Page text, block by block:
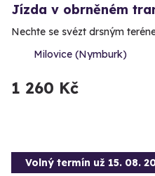
Jízda v obrněném
Nechte se svézt drsným
Milovice (Nymburk)
1 260 Kč
Volný termín už 15. 08.